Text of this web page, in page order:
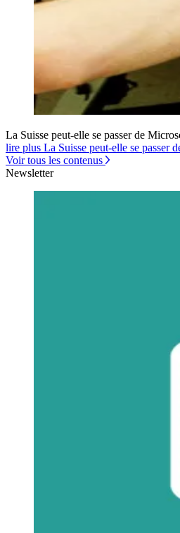
La Suisse peut-elle se passer de
lire plus La Suisse peut-elle se passer
Voir tous les contenus
Newsletter